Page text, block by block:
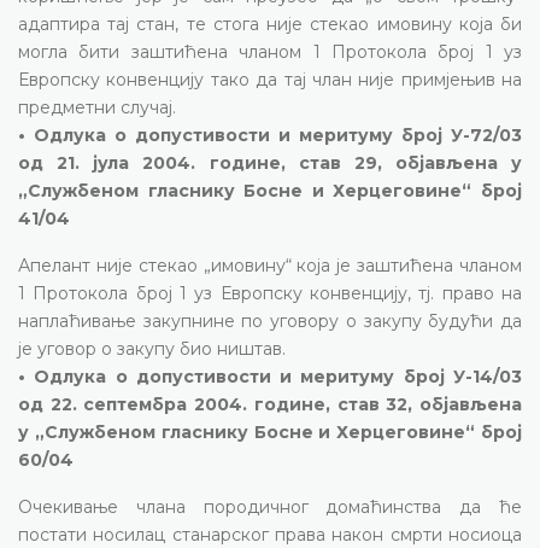
адаптира тај стан, те стога није стекао имовину која би
могла бити заштићена чланом 1 Протокола број 1 уз
Европску конвенцију тако да тај члан није примјењив на
предметни случај.
• Одлука о допустивости и меритуму број У-72/03
од 21. јула 2004. године, став 29, објављена у
„Службеном гласнику Босне и Херцеговине“ број
41/04
Апелант није стекао „имовину“ која је заштићена чланом
1 Протокола број 1 уз Европску конвенцију, тј. право на
наплаћивање закупнине по уговору о закупу будући да
је уговор о закупу био ништав.
• Одлука о допустивости и меритуму број У-14/03
од 22. септембра 2004. године, став 32, објављена
у „Службеном гласнику Босне и Херцеговине“ број
60/04
Очекивање члана породичног домаћинства да ће
постати носилац станарског права након смрти носиоца